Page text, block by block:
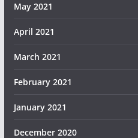
May 2021
April 2021
March 2021
February 2021
January 2021
December 2020